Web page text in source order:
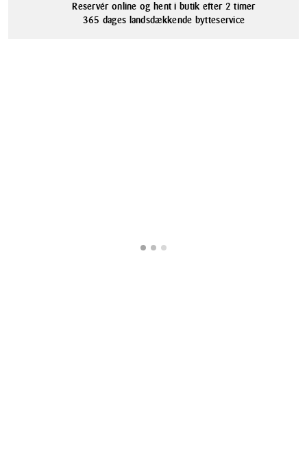
Reservér online og hent i butik efter 2 timer
365 dages landsdækkende bytteservice